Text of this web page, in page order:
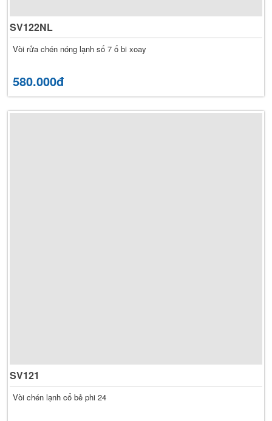
SV122NL
Vòi rửa chén nóng lạnh số 7 ổ bi xoay
580.000đ
SV121
Vòi chén lạnh cổ bẻ phi 24